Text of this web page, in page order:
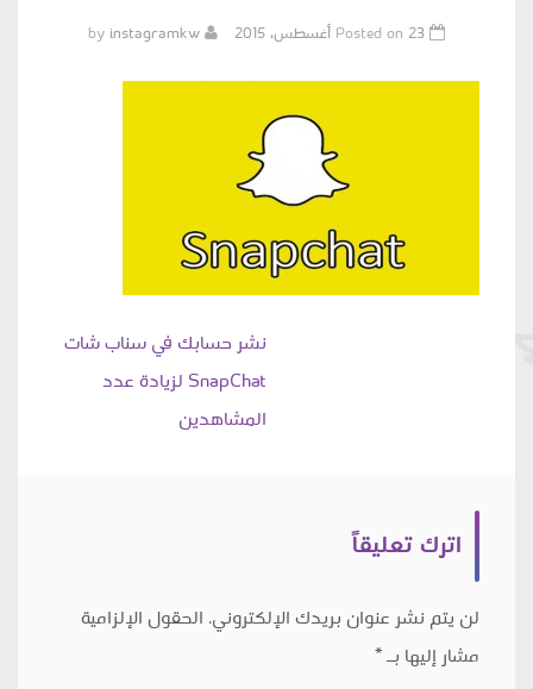
23 أغسطس، 2015 instagramkw
نشر حسابك في سناب شات
SnapChat لزيادة عدد
المشاهدين
اترك تعليقاً
لن يتم نشر عنوان بريدك الإلكتروني. الحقول الإلزامية
مشار إليها بـ*